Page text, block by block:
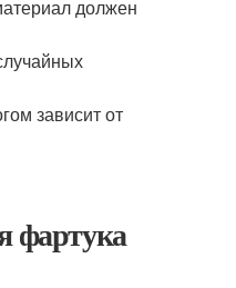
должен
зависит от
фартука